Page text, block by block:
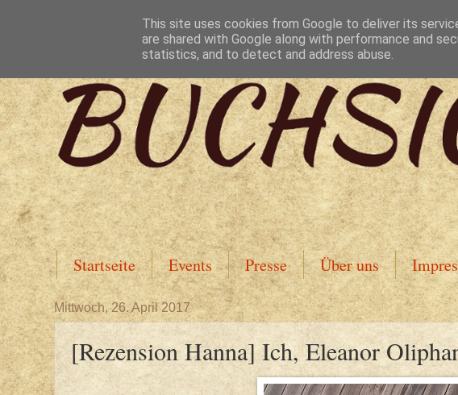
Startseite Events Presse Über uns
Mittwoch, 26. April 2017
[Rezension Hanna] Ich, Eleanor
This site uses cookies from Google to deliver its
are shared with Google along with performance and
statistics, and to detect and address abuse.